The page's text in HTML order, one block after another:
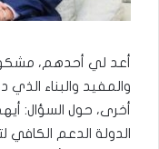
أعد لي أحدهم،
والمفيد والبناء
أخرى، حول السؤال:
الدولة الدعم الكافي